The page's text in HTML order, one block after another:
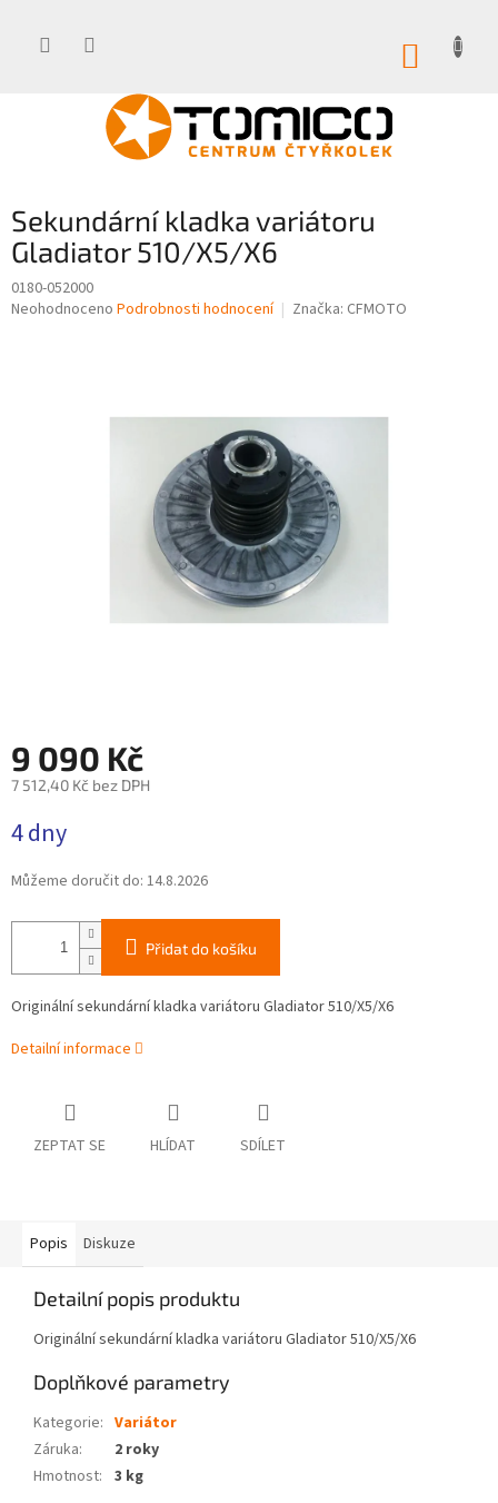
Sekundární kladka variátoru
Gladiator 510/X5/X6
0180-052000
Průměrné
Neohodnoceno Podrobnosti hodnocení Značka: CFMOTO
9 090 Kč
7 512,40 Kč bez DPH
cena:
4 dny
Můžeme doručit do: 14.8.2026
Přidat do košíku
Originální sekundární kladka variátoru Gladiator 510/X5/X6
Detailní informace
ZEPTAT SE HLÍDAT SDÍLET
Popis Diskuze
Detailní popis produktu
Originální sekundární kladka variátoru Gladiator 510/X5/X6
Doplňkové parametry
Kategorie: Variátor
Záruka:
2 roky
Hmotnost: 3 kg